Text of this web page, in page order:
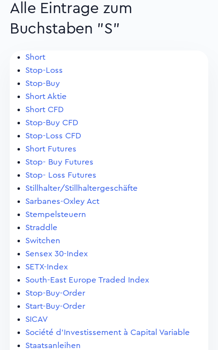
Alle Eintrage zum
Buchstaben "S"
Short
Stop-Loss
Stop-Buy
Short Aktie
Short CFD
Stop-Buy CFD
Stop-Loss CFD
Short Futures
Stop- Buy Futures
Stop- Loss Futures
Stillhalter/Stillhaltergeschäfte
Sarbanes-Oxley Act
Stempelsteuern
Straddle
Switchen
Sensex 30-Index
SETX-Index
South-East Europe Traded Index
Stop-Buy-Order
Start-Buy-Order
SICAV
Société d'Investissement à Capital Variable
Staatsanleihen